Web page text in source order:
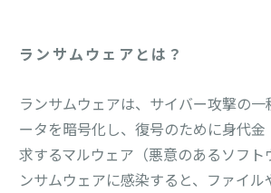
ランサムウェアとは？
ランサムウェアは、サイバー攻撃の
ータを暗号化し、復号のために身代
求するマルウェア（悪意のあるソフト
ンサムウェアに感染すると、ファイル